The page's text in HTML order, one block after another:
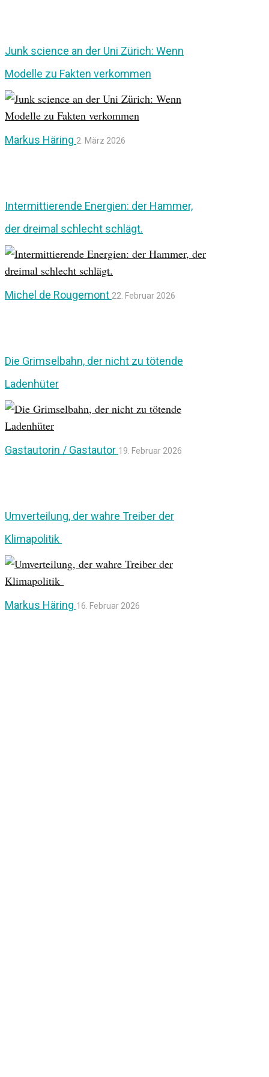
Junk science an der Uni Zürich: Wenn
Modelle zu Fakten verkommen
Markus Häring 2. März 2026
Intermittierende Energien: der Hammer,
der dreimal schlecht schlägt.
Michel de Rougemont 22. Februar 2026
Die Grimselbahn, der nicht zu tötende
Ladenhüter
Gastautorin / Gastautor 19. Februar 2026
Umverteilung, der wahre Treiber der
Klimapolitik
Markus Häring 16. Februar 2026